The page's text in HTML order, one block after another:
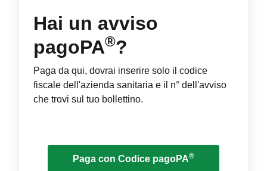
Hai un avviso
pagoPA®?
Paga da qui, dovrai inserire solo il codice
fiscale dell'azienda sanitaria e il n° dell'avviso
che trovi sul tuo bollettino.
Paga con Codice pagoPA®